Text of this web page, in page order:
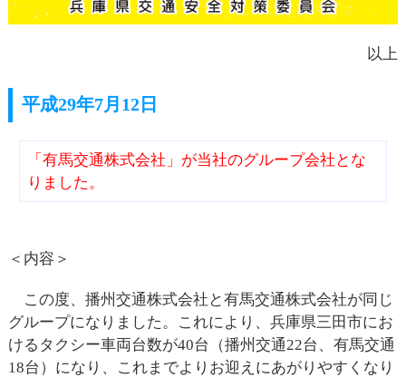
以上
平成29年7月12日
「有馬交通株式会社」が当社のグループ会社とな
りました。
＜内容＞
この度、播州交通株式会社と有馬交通株式会社が同じ
グループになりました。これにより、兵庫県三田市にお
けるタクシー車両台数が40台（播州交通22台、有馬交通
18台）になり、これまでよりお迎えにあがりやすくなり